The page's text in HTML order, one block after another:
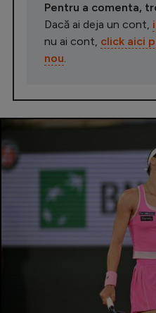
Pentru a comenta,
Dacă ai deja un cont,
nu ai cont, click aici
nou.